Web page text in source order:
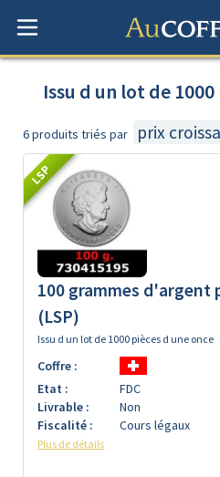
Issu d un lot de
6 produits triés par
LSP
100 grammes d'argent
(LSP)
Issu d un lot de 1000 pièces d une once
Coffre :
Etat :
FDC
Livrable :
Non
Fiscalité :
Cours légaux
Plus de détails